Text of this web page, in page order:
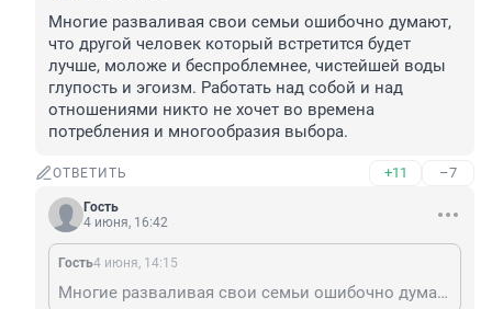
Многие разваливая свои семьи ошибочно думают,
что другой человек который встретится будет
лучше, моложе и беспроблемнее, чистейшей воды
глупость и эгоизм. Работать над собой и над
отношениями никто не хочет во времена
потребления и многообразия выбора.
ОТВЕТИТЬ +11 –7
Гость
4 июня, 16:42
Гость4 июня, 14:15
Многие разваливая свои семьи ошибочно думают, что другой человек который встретится будет лучше, моложе и беспроблемнее, чистейшей воды глупость и эгоизм. Работать над собой и над отношениями никто не хочет во времена потребления и многообразия выбора.